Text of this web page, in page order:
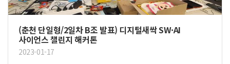
(춘천 단일형/2일차 B조 발표) 디지털새싹 SW·AI
사이언스 챌린지 해커톤
2023-01-17